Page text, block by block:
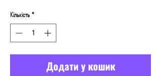
Кількість *
Додати у кошик